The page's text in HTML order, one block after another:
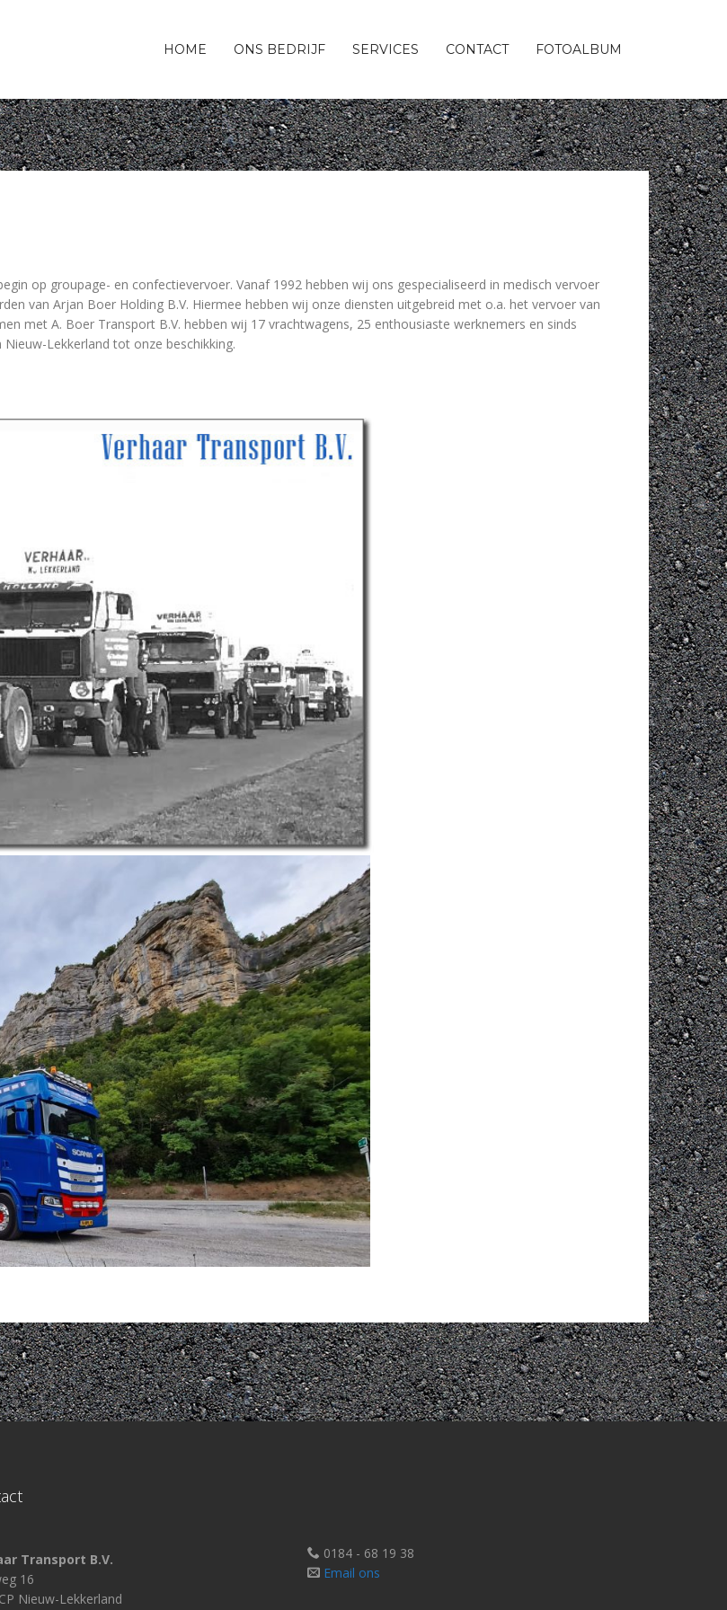
HOME ONS BEDRIJF SERVICES CONTACT FOTOALBUM
op groupage- en confectievervoer. Vanaf 1992 hebben wij ons gespecialiseerd in medisch vervoer
van Arjan Boer Holding B.V. Hiermee hebben wij onze diensten uitgebreid met o.a. het vervoer van
met A. Boer Transport B.V. hebben wij 17 vrachtwagens, 25 enthousiaste werknemers en sinds
Lekkerland tot onze beschikking.
Transport B.V.
16
Nieuw-Lekkerland
0184 - 68 19 38
Email ons